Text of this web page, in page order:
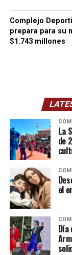
Complejo
prepara para su
$1.743 millones
La
de
el
Día